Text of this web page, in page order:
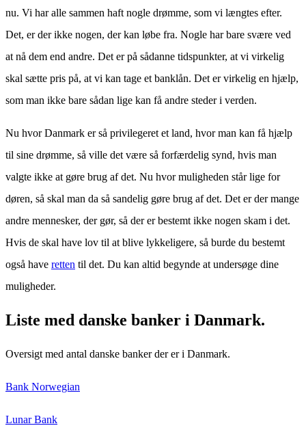
nu. Vi har alle sammen haft nogle drømme, som vi længtes efter.
Det, er der ikke nogen, der kan løbe fra. Nogle har bare svære ved
at nå dem end andre. Det er på sådanne tidspunkter, at vi virkelig
skal sætte pris på, at vi kan tage et banklån. Det er virkelig en hjælp,
som man ikke bare sådan lige kan få andre steder i verden.
Nu hvor Danmark er så privilegeret et land, hvor man kan få hjælp
til sine drømme, så ville det være så forfærdelig synd, hvis man
valgte ikke at gøre brug af det. Nu hvor muligheden står lige for
døren, så skal man da så sandelig gøre brug af det. Det er der mange
andre mennesker, der gør, så der er bestemt ikke nogen skam i det.
Hvis de skal have lov til at blive lykkeligere, så burde du bestemt
også have retten til det. Du kan altid begynde at undersøge dine
muligheder.
Liste med danske banker i Danmark.
Oversigt med antal danske banker der er i Danmark.
Bank Norwegian
Lunar Bank